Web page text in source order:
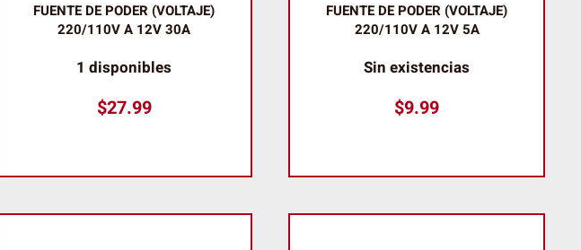
FUENTE DE PODER (VOLTAJE)
220/110V A 12V 30A
1 disponibles
$27.99
FUENTE DE PODER (VOLTAJE)
220/110V A 12V 5A
Sin existencias
$9.99